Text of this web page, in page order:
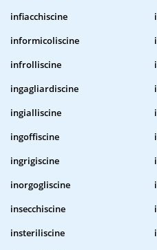
infiacchiscine
informicoliscine
infrolliscine
ingagliardiscine
ingialliscine
ingoffiscine
ingrigiscine
inorgogliscine
insecchiscine
insteriliscine